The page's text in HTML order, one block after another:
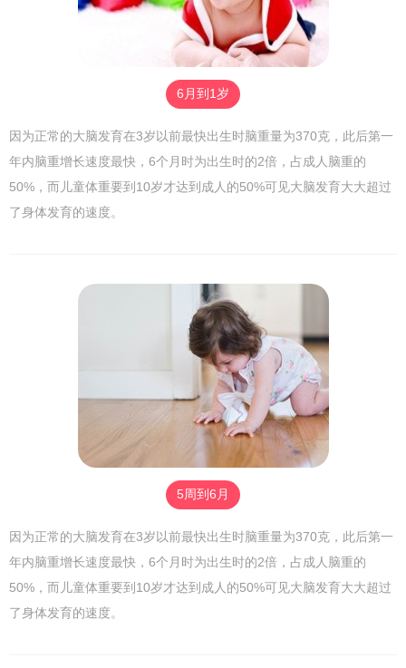
6月到1岁
因为正常的大脑发育在3岁以前最快出生时脑重量为370克，此后第一
年内脑重增长速度最快，6个月时为出生时的2倍，占成人脑重的
50%，而儿童体重要到10岁才达到成人的50%可见大脑发育大大超过
了身体发育的速度。
5周到6月
因为正常的大脑发育在3岁以前最快出生时脑重量为370克，此后第一
年内脑重增长速度最快，6个月时为出生时的2倍，占成人脑重的
50%，而儿童体重要到10岁才达到成人的50%可见大脑发育大大超过
了身体发育的速度。